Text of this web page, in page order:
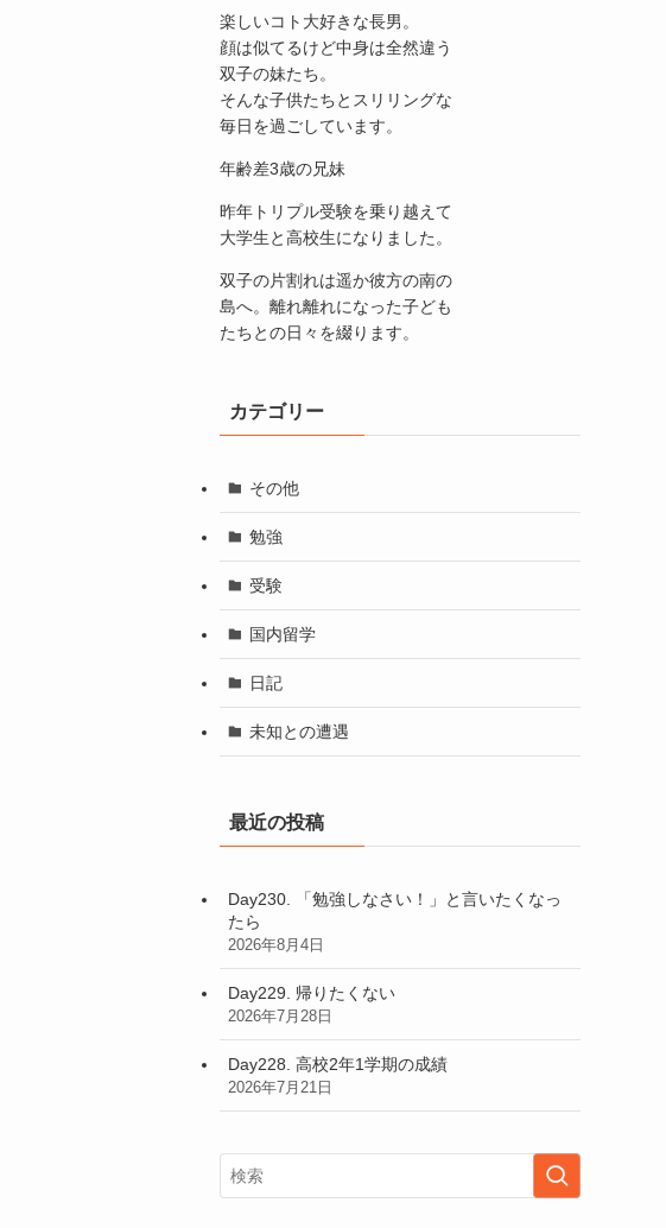
楽しいコト大好きな長男。
顔は似てるけど中身は全然違う
双子の妹たち。
そんな子供たちとスリリングな
毎日を過ごしています。
年齢差3歳の兄妹
昨年トリプル受験を乗り越えて
大学生と高校生になりました。
双子の片割れは遥か彼方の南の
島へ。離れ離れになった子ども
たちとの日々を綴ります。
カテゴリー
その他
勉強
受験
国内留学
日記
未知との遭遇
最近の投稿
Day230. 「勉強しなさい！」と言いたくなっ
たら
2026年8月4日
Day229. 帰りたくない
2026年7月28日
Day228. 高校2年1学期の成績
2026年7月21日